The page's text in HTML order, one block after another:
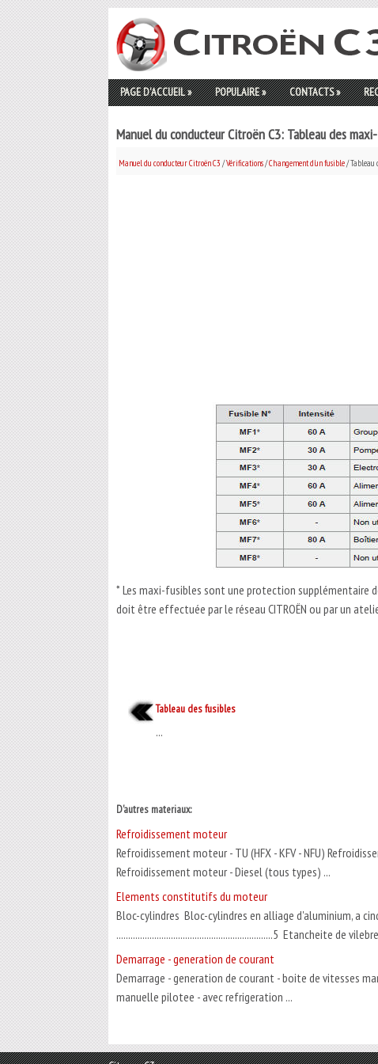
PAGE D'ACCUEIL» POPULAIRE» CONTACTS»
Manuel du conducteur Citroën C3: Tableau des
Manuel du conducteur Citroën C3 /Vérifications/Changement d'un fusible/ Tableau
* Les maxi-fusibles sont une protection supplémentaire
doit être effectuée par le réseau CITROËN ou par un
Tableau des fusibles
...
D'autres materiaux:
Refroidissement moteur
Refroidissement moteur - TU (HFX - KFV - NFU)
Refroidissement moteur - Diesel (tous types) ...
Elements constitutifs du moteur
Bloc-cylindres Bloc-cylindres en alliage d'aluminium, a
..................................................................5 Etancheite de
Demarrage - generation de courant
Demarrage - generation de courant - boite de vitesses
manuelle pilotee - avec refrigeration ...